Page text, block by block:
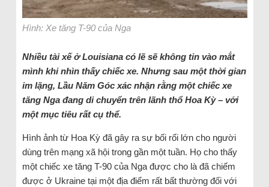
Hình: Xe tăng T-90 của Nga
Nhiều tài xế ở Louisiana có lẽ sẽ không tin vào mắt
mình khi nhìn thấy chiếc xe. Nhưng sau một thời gian
im lặng, Lầu Năm Góc xác nhận rằng một chiếc xe
tăng Nga đang di chuyển trên lãnh thổ Hoa Kỳ – với
một mục tiêu rất cụ thể.
Hình ảnh từ Hoa Kỳ đã gây ra sự bối rối lớn cho người
dùng trên mạng xã hội trong gần một tuần. Họ cho thấy
một chiếc xe tăng T-90 của Nga được cho là đã chiếm
được ở Ukraine tại một địa điểm rất bất thường đối với